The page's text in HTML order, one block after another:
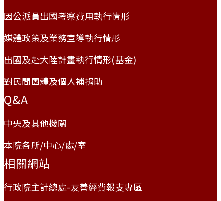
因公派員出國考察費用執行情形
媒體政策及業務宣導執行情形
出國及赴大陸計畫執行情形(基金)
對民間團體及個人補捐助
Q&A
中央及其他機關
本院各所/中心/處/室
相關網站
行政院主計總處-友善經費報支專區